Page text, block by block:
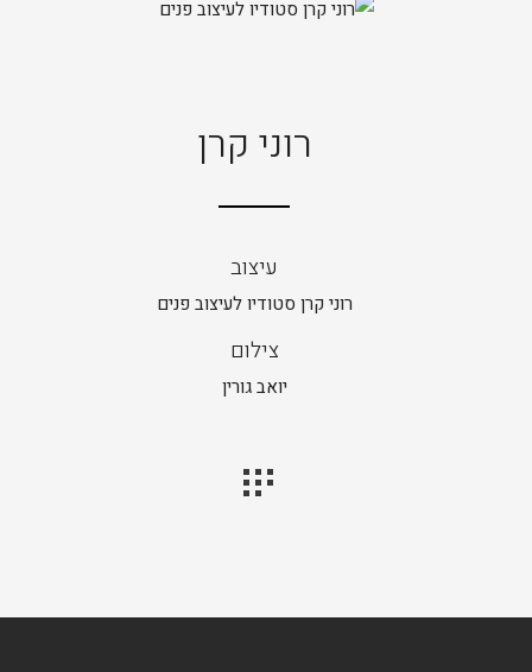
רוני קרן
עיצוב
רוני קרן סטודיו לעיצוב פנים
צילום
יואב גורין